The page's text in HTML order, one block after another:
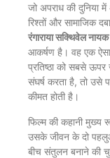
जो अपराध की दुनिया
रिश्तों और सामाजिक
रंगाराया सक्थिवेल नायक
आकर्षण है। वह एक
प्रतिष्ठा को सबसे
संघर्ष करता है, तो उसे
कीमत होती है।
फिल्म की कहानी
उसके जीवन के दो पहलुओं
बीच संतुलन बनाने की